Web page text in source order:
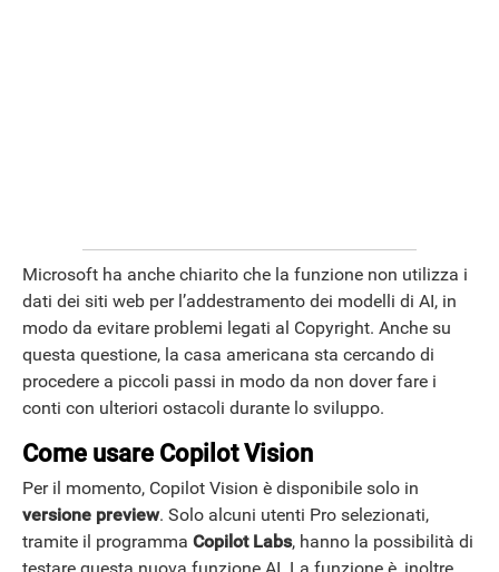
Microsoft ha anche chiarito che la funzione non utilizza i
dati dei siti web per l’addestramento dei modelli di AI, in
modo da evitare problemi legati al Copyright. Anche su
questa questione, la casa americana sta cercando di
procedere a piccoli passi in modo da non dover fare i
conti con ulteriori ostacoli durante lo sviluppo.
Come usare Copilot Vision
Per il momento, Copilot Vision è disponibile solo in
versione preview. Solo alcuni utenti Pro selezionati,
tramite il programma Copilot Labs, hanno la possibilità di